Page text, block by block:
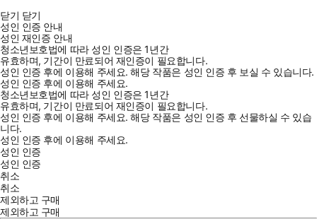
닫기 닫기
성인 인증 안내
성인 재인증 안내
청소년보호법에 따라 성인 인증은 1년간
유효하며, 기간이 만료되어 재인증이 필요합니다.
성인 인증 후에 이용해 주세요.해당 작품은 성인 인증 후 보실 수 있습니다.
성인 인증 후에 이용해 주세요.
청소년보호법에 따라 성인 인증은 1년간
유효하며, 기간이 만료되어 재인증이 필요합니다.
성인 인증 후에 이용해 주세요.해당 작품은 성인 인증 후 선물하실 수 있습
니다.
성인 인증 후에 이용해 주세요.
성인 인증
성인 인증
취소
취소
제외하고 구매
제외하고 구매